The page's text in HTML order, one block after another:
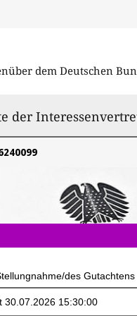
dem Deutschen
der
des Gutachtens